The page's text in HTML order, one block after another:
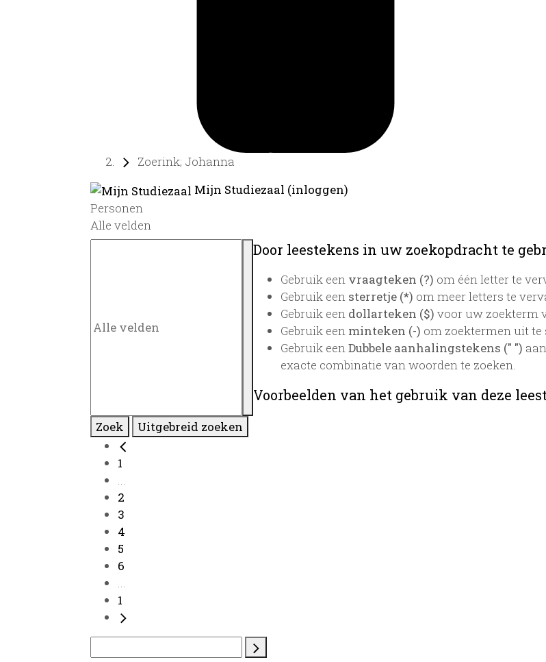
Zoerink; Johanna
Mijn Studiezaal (inloggen)
Personen
Alle velden
Door leestekens in uw zoekopdracht te
Gebruik een vraagteken (?) om één letter te
Gebruik een sterretje (*) om meer letters te
Gebruik een dollarteken ($) voor uw zoekterm
Gebruik een minteken (-) om zoektermen uit te
Gebruik eenDubbele aanhalingstekens (" ")
exacte combinatie van woorden te zoeken.
Voorbeelden van het gebruik van deze
Zoek Uitgebreid zoeken
1
...
2
3
4
5
6
...
1